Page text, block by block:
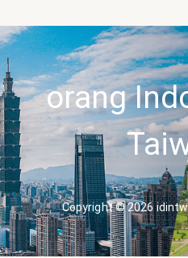
orang
Copyright © 2026